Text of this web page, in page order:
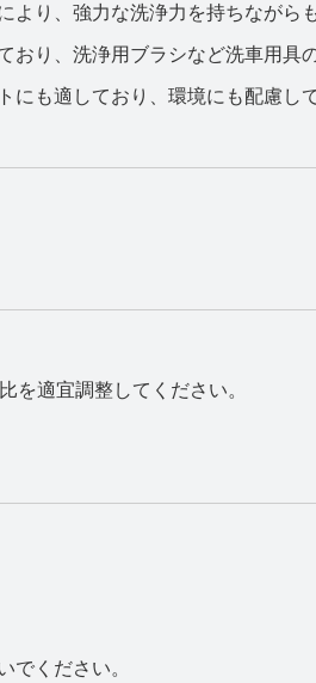
より、強力な洗浄力を持ちながら
り、洗浄用ブラシなど洗車用具
も適しており、環境にも配慮して
を適宜調整してください。
でください。